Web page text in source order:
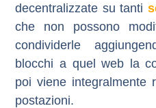
decentralizzate su tanti
che non possono
condividerle
blocchi a quel web la
poi viene integralmente
postazioni.